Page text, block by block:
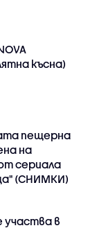
късна)
пещерна
на
сериала
(СНИМКИ)
в